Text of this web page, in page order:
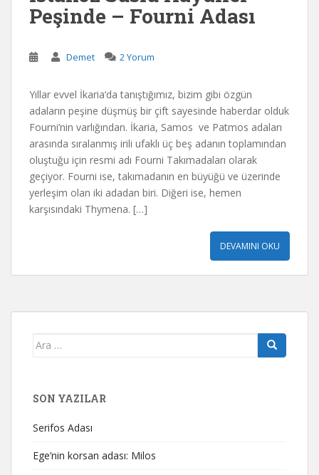
Peşinde – Fourni Adası
Demet 2 Yorum
Yıllar evvel İkaria‘da tanıştığımız, bizim gibi özgün
adaların peşine düşmüş bir çift sayesinde haberdar olduk
Fourni’nin varlığından. İkaria, Samos ve Patmos adaları
arasında sıralanmış irili ufaklı üç beş adanın toplamından
oluştuğu için resmi adı Fourni Takımadaları olarak
geçiyor. Fourni ise, takımadanın en büyüğü ve üzerinde
yerleşim olan iki adadan biri. Diğeri ise, hemen
karşısındaki Thymena. […]
DEVAMINI OKU
Arama
SON YAZILAR
Serifos Adası
Ege’nin korsan adası: Milos